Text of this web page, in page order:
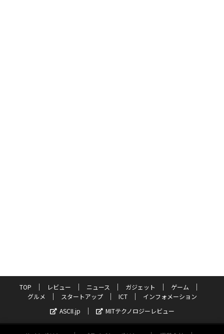
TOP レビュー ニュース ガジェット
ゲーム
グルメ
スタートアップ ICT
インフォメーション
ASCII.jp
MITテクノロジーレビュー